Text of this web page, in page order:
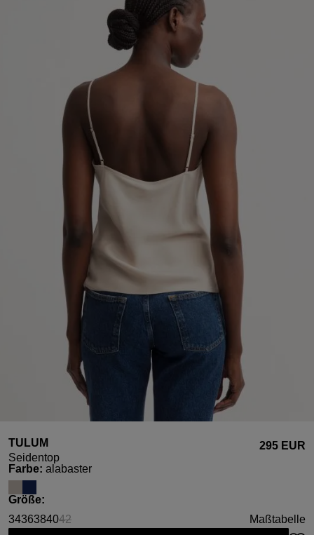
TULUM
Seidentop
295 EUR
Farbeauswählen
: alabaster
Größeauswählen
:
3436384042
(Diese Option ist zurzeit nicht verfügbar.)
Maßtabelle